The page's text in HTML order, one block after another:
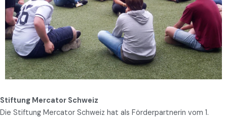
Stiftung Mercator Schweiz
Die Stiftung Mercator Schweiz hat als Förderpartnerin vom 1.